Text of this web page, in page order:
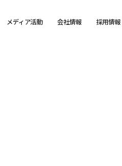
メディア活動 会社情報 採用情報